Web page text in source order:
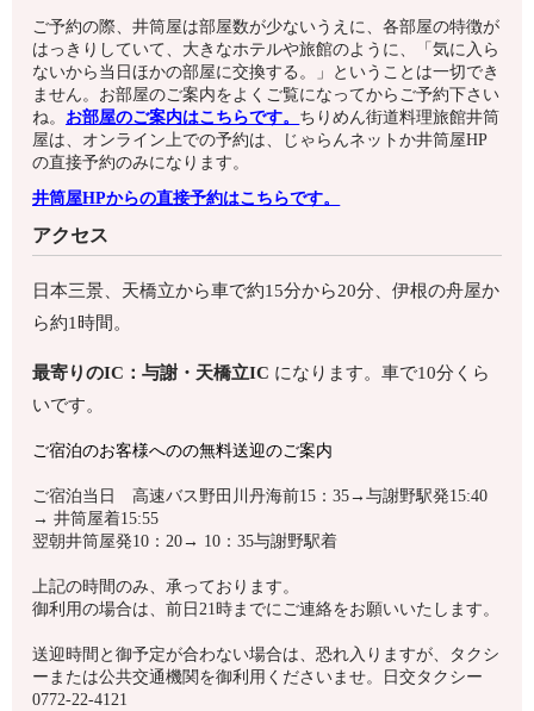
ご予約の際、井筒屋は部屋数が少ないうえに、各部屋の特徴が
はっきりしていて、大きなホテルや旅館のように、「気に入ら
ないから当日ほかの部屋に交換する。」ということは一切でき
ません。お部屋のご案内をよくご覧になってからご予約下さい
ね。 お部屋のご案内はこちらです。 ちりめん街道料理旅館井筒
屋は、オンライン上での予約は、じゃらんネットか井筒屋HP
の直接予約のみになります。
井筒屋HPからの直接予約はこちらです。
アクセス
日本三景、天橋立から車で約15分から20分、伊根の舟屋か
ら約1時間。
最寄りのIC：与謝・天橋立IC になります。車で10分くら
いです。
ご宿泊のお客様へのの無料送迎のご案内
ご宿泊当日 高速バス野田川丹海前15：35→与謝野駅発15:40
→ 井筒屋着15:55
翌朝井筒屋発10：20→ 10：35与謝野駅着
上記の時間のみ、承っております。
御利用の場合は、前日21時までにご連絡をお願いいたします。
送迎時間と御予定が合わない場合は、恐れ入りますが、タクシ
ーまたは公共交通機関を御利用くださいませ。
日交タクシー
0772-22-4121